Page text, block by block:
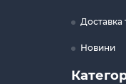
Доставка
Новини